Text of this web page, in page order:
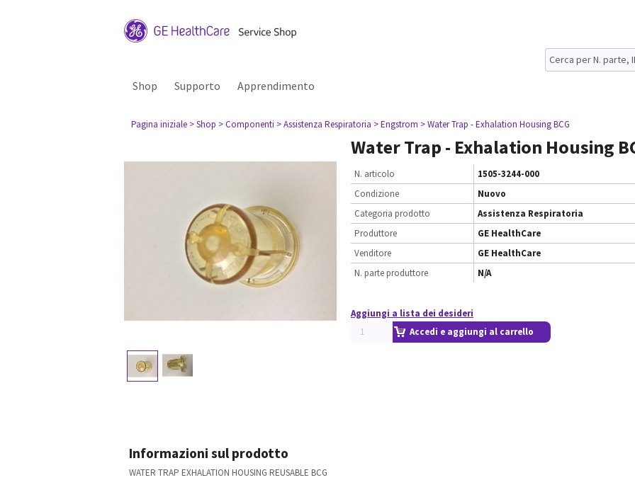
Shop Supporto Apprendimento
Pagina iniziale > Shop > Componenti > Assistenza Respiratoria > Engstrom > Water Trap - Exhalation Housing BCG
Water Trap - Exhalation Housing
N. articolo
1505-3244-000
Condizione
Nuovo
Categoria prodotto
Assistenza Respiratoria
Produttore
GE HealthCare
Venditore
GE HealthCare
N. parte produttore
N/A
Aggiungi a lista dei desideri
Accedi e aggiungi al carrello
Informazioni sul prodotto
WATER TRAP EXHALATION HOUSING REUSABLE BCG